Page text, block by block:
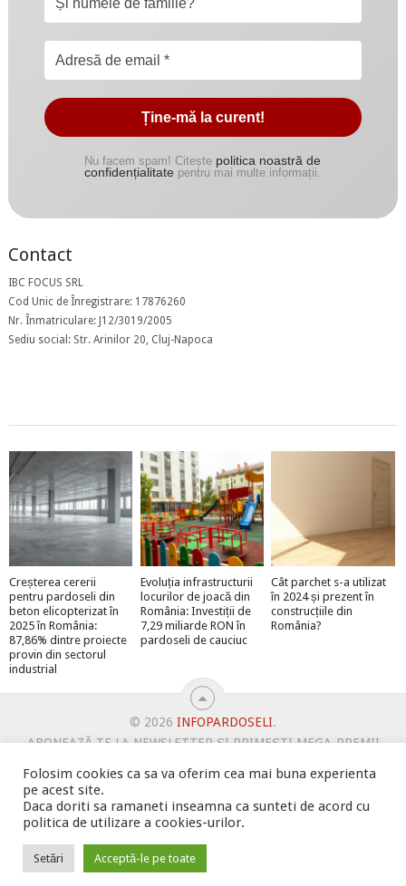
Nu facem spam! Citește politica noastră de
confidențialitate pentru mai multe informații.
Contact
IBC FOCUS SRL
Cod Unic de Înregistrare: 17876260
Nr. Înmatriculare: J12/3019/2005
Sediu social: Str. Arinilor 20, Cluj-Napoca
Creșterea cererii
pentru pardoseli din
beton elicopterizat în
2025 în România:
87,86% dintre proiecte
provin din sectorul
industrial
Evoluția infrastructurii
locurilor de joacă din
România: Investiții de
7,29 miliarde RON în
pardoseli de cauciuc
Cât parchet s-a utilizat
în 2024 și prezent în
construcțiile din
România?
© 2026 INFOPARDOSELI.
ABONEAZĂ-TE LA NEWSLETTER ȘI PRIMEȘTI MEGA-PREMII
POLITICA DE UTILIZARE COOKIE-URI
PROMOVARE
PROMOVEAZĂ-TE PE INFOPARDOSELI
TERMENI SI CONDITII
Folosim cookies ca sa va oferim cea mai buna experienta
pe acest site.
Daca doriti sa ramaneti inseamna ca sunteti de acord cu
politica de utilizare a cookies-urilor.
Setări Acceptă-le pe toate